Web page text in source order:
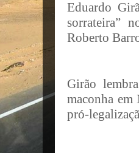
Eduardo
sorrateira”
Roberto
Girão
maconha
pró-